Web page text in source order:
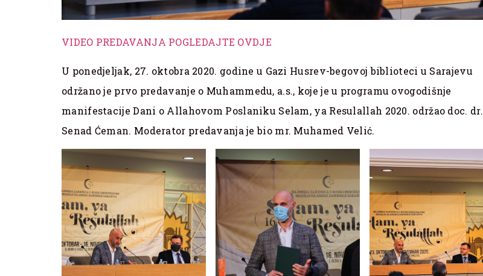
VIDEO PREDAVANJA POGLEDAJTE OVDJE
U ponedjeljak, 27. oktobra 2020. godine u Gazi Husrev-begovoj biblioteci u Sarajevu
održano je prvo predavanje o Muhammedu, a.s., koje je u programu ovogodišnje
manifestacije Dani o Allahovom Poslaniku Selam, ya Resulallah 2020. održao doc. dr.
Senad Ćeman. Moderator predavanja je bio mr. Muhamed Velić.